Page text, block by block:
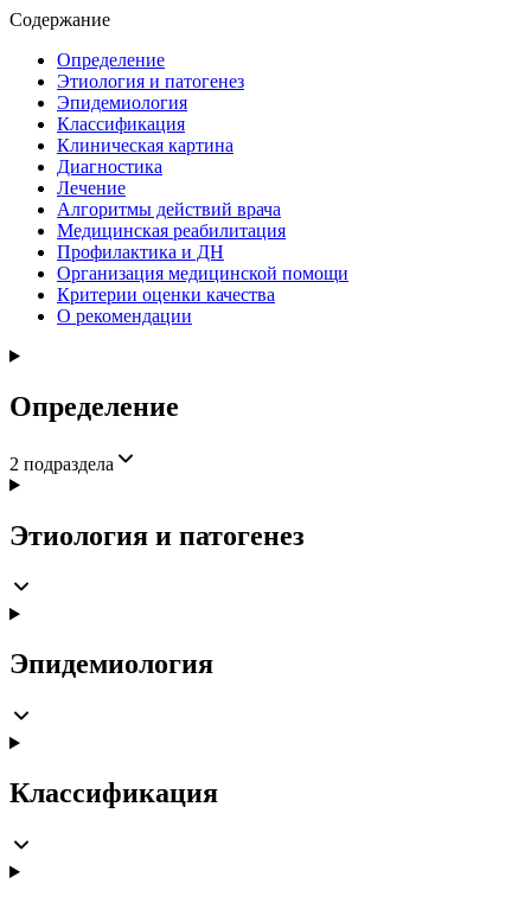
Содержание
Определение
Этиология и патогенез
Эпидемиология
Классификация
Клиническая картина
Диагностика
Лечение
Алгоритмы действий врача
Медицинская реабилитация
Профилактика и ДН
Организация медицинской помощи
Критерии оценки качества
О рекомендации
Определение
2 подраздела
Этиология и патогенез
Эпидемиология
Классификация